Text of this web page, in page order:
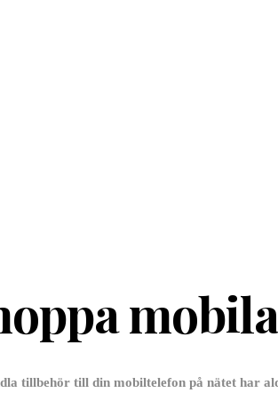
tillbehör till din mobiltelefon på nätet har